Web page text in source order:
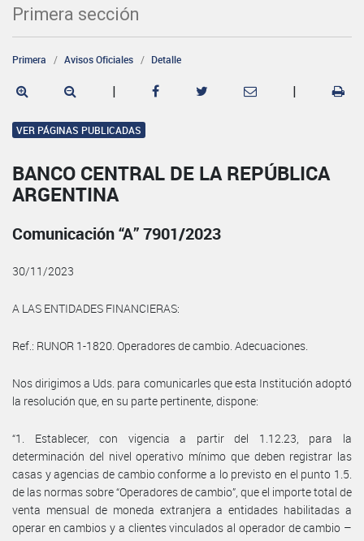
Primera sección
Primera Avisos Oficiales Detalle
| |
VER PÁGINAS PUBLICADAS
BANCO CENTRAL DE LA REPÚBLICA
ARGENTINA
Comunicación “A” 7901/2023
30/11/2023
A LAS ENTIDADES FINANCIERAS:
Ref.: RUNOR 1-1820. Operadores de cambio. Adecuaciones.
Nos dirigimos a Uds. para comunicarles que esta Institución adoptó
la resolución que, en su parte pertinente, dispone:
“1. Establecer, con vigencia a partir del 1.12.23, para la
determinación del nivel operativo mínimo que deben registrar las
casas y agencias de cambio conforme a lo previsto en el punto 1.5.
de las normas sobre “Operadores de cambio”, que el importe total de
venta mensual de moneda extranjera a entidades habilitadas a
operar en cambios y a clientes vinculados al operador de cambio –